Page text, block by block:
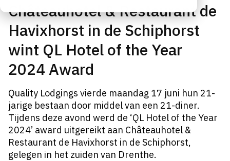
Châteauhotel & Restaurant de
Havixhorst in de Schiphorst
wint QL Hotel of the Year
2024 Award
Quality Lodgings vierde maandag 17 juni hun 21-
jarige bestaan door middel van een 21-diner.
Tijdens deze avond werd de ‘QL Hotel of the Year
2024’ award uitgereikt aan Châteauhotel &
Restaurant de Havixhorst in de Schiphorst,
gelegen in het zuiden van Drenthe.